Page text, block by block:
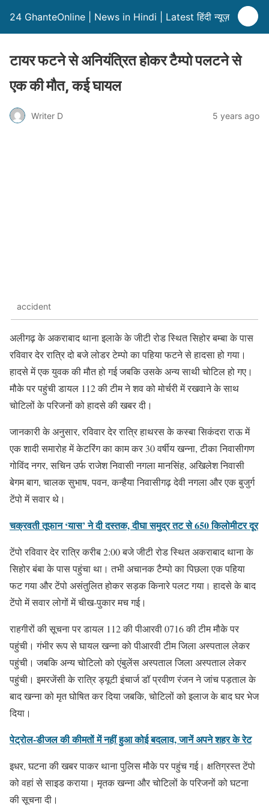
24 GhanteOnline | News in Hindi | Latest हिंदी न्यूज़
टायर फटने से अनियंत्रित होकर टैम्पो पलटने से
एक की मौत, कई घायल
Writer D 5 years ago
accident
अलीगढ़ के अकराबाद थाना इलाके के जीटी रोड स्थित सिहोर बम्बा के पास
रविवार देर रात्रि दो बजे लोडर टेम्पो का पहिया फटने से हादसा हो गया।
हादसे में एक युवक की मौत हो गई जबकि उसके अन्य साथी चोटिल हो गए।
मौके पर पहुंची डायल 112 की टीम ने शव को मोर्चरी में रखवाने के साथ
चोटिलों के परिजनों को हादसे की खबर दी।
जानकारी के अनुसार, रविवार देर रात्रि हाथरस के कस्बा सिकंदरा राऊ में
एक शादी समारोह में केटरिंग का काम कर 30 वर्षीय खन्ना, टीका निवासीगण
गोविंद नगर, सचिन उर्फ राजेश निवासी नगला मानसिंह, अखिलेश निवासी
बेगम बाग, चालक सुभाष, पवन, कन्हैया निवासीगढ़ देवी नगला और एक बुजुर्ग
टेंपो में सवार थे।
चक्रवती तूफान ‘यास’ ने दी दस्तक, दीघा समुद्र तट से 650 किलोमीटर दूर
टेंपो रविवार देर रात्रि करीब 2:00 बजे जीटी रोड स्थित अकराबाद थाना के
सिहोर बंबा के पास पहुंचा था। तभी अचानक टैम्पो का पिछला एक पहिया
फट गया और टेंपो असंतुलित होकर सड़क किनारे पलट गया। हादसे के बाद
टेंपो में सवार लोगों में चीख-पुकार मच गई।
राहगीरों की सूचना पर डायल 112 की पीआरवी 0716 की टीम मौके पर
पहुंची। गंभीर रूप से घायल खन्ना को पीआरवी टीम जिला अस्पताल लेकर
पहुंची। जबकि अन्य चोटिलो को एंबुलेंस अस्पताल जिला अस्पताल लेकर
पहुंची। इमरजेंसी के रात्रि ड्यूटी इंचार्ज डॉ प्रवीण रंजन ने जांच पड़ताल के
बाद खन्ना को मृत घोषित कर दिया जबकि, चोटिलों को इलाज के बाद घर भेज
दिया।
पेट्रोल-डीजल की कीमतों में नहीं हुआ कोई बदलाव, जानें अपने शहर के रेट
इधर, घटना की खबर पाकर थाना पुलिस मौके पर पहुंच गई। क्षतिग्रस्त टेंपो
को वहां से साइड कराया। मृतक खन्ना और चोटिलों के परिजनों को घटना
की सूचना दी।